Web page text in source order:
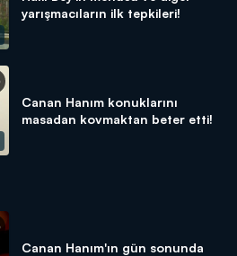
yarışmacıların ilk tepkileri!
Canan Hanım konuklarını
masadan kovmaktan beter etti!
Canan Hanım'ın gün sonunda